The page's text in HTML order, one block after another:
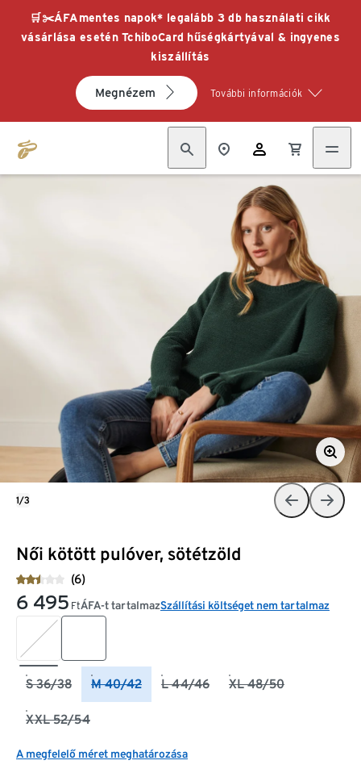
🛒✂️ÁFAmentes napok* legalább 3 db használati cikk
vásárlása esetén TchiboCard hűségkártyával & ingyenes
kiszállítás
Megnézem További információk
Női kötött pulóver, sötétzöld
(6)
6 495 FtÁFA-t tartalmazSzállítási költséget nem tartalmaz
S 36/38 M 40/42 L 44/46 XL 48/50
XXL 52/54
A megfelelő méret meghatározása
1/3